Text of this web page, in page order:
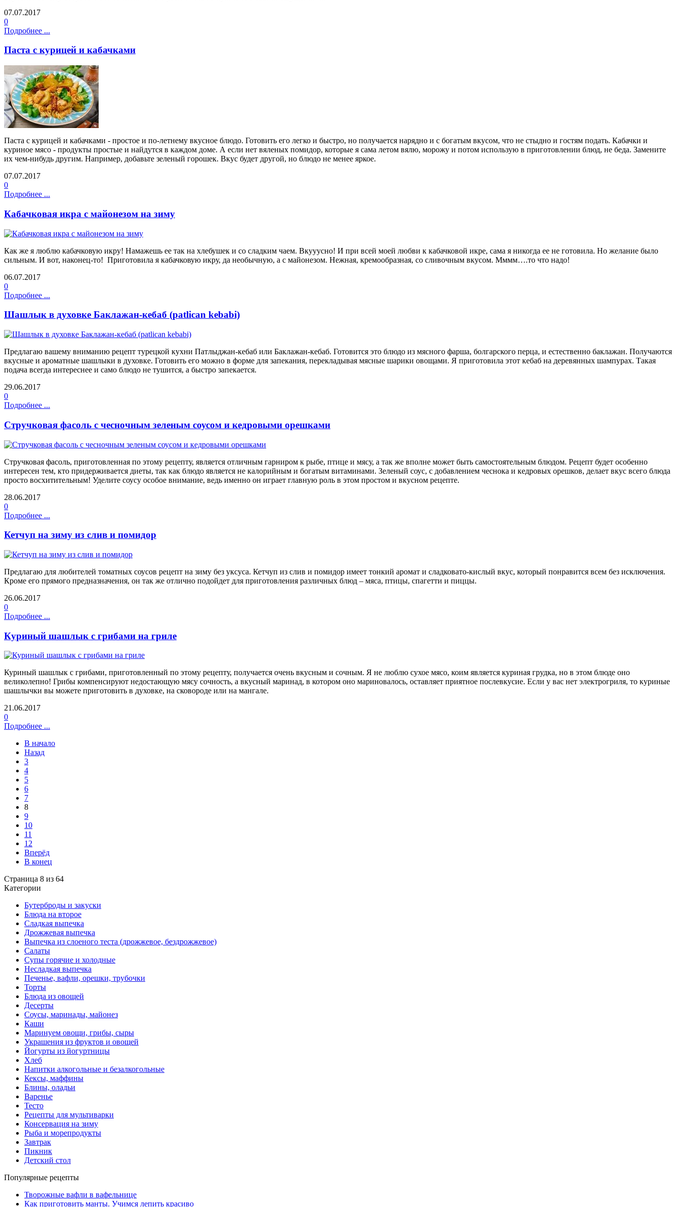
07.07.2017
0
Подробнее ...
Паста с курицей и кабачками
Паста с курицей и кабачками - простое и по-летнему вкусное блюдо. Готовить его легко и быстро, но получается нарядно и с богатым вкусом, что не стыдно и гостям подать. Кабачки и
куриное мясо - продукты простые и найдутся в каждом доме. А если нет вяленых помидор, которые я сама летом вялю, морожу и потом использую в приготовлении блюд, не беда. Замените
их чем-нибудь другим. Например, добавьте зеленый горошек. Вкус будет другой, но блюдо не менее яркое.
07.07.2017
0
Подробнее ...
Кабачковая икра с майонезом на зиму
Как же я люблю кабачковую икру! Намажешь ее так на хлебушек и со сладким чаем. Вкууусно! И при всей моей любви к кабачковой икре, сама я никогда ее не готовила. Но желание было
сильным. И вот, наконец-то! Приготовила я кабачковую икру, да необычную, а с майонезом. Нежная, кремообразная, со сливочным вкусом. Мммм….то что надо!
06.07.2017
0
Подробнее ...
Шашлык в духовке Баклажан-кебаб (patlican kebabi)
Предлагаю вашему вниманию рецепт турецкой кухни Патлыджан-кебаб или Баклажан-кебаб. Готовится это блюдо из мясного фарша, болгарского перца, и естественно баклажан. Получаются
вкусные и ароматные шашлыки в духовке. Готовить его можно в форме для запекания, перекладывая мясные шарики овощами. Я приготовила этот кебаб на деревянных шампурах. Такая
подача всегда интереснее и само блюдо не тушится, а быстро запекается.
29.06.2017
0
Подробнее ...
Стручковая фасоль с чесночным зеленым соусом и кедровыми орешками
Стручковая фасоль, приготовленная по этому рецепту, является отличным гарниром к рыбе, птице и мясу, а так же вполне может быть самостоятельным блюдом. Рецепт будет особенно
интересен тем, кто придерживается диеты, так как блюдо является не калорийным и богатым витаминами. Зеленый соус, с добавлением чеснока и кедровых орешков, делает вкус всего блюда
просто восхитительным! Уделите соусу особое внимание, ведь именно он играет главную роль в этом простом и вкусном рецепте.
28.06.2017
0
Подробнее ...
Кетчуп на зиму из слив и помидор
Предлагаю для любителей томатных соусов рецепт на зиму без уксуса. Кетчуп из слив и помидор имеет тонкий аромат и сладковато-кислый вкус, который понравится всем без исключения.
Кроме его прямого предназначения, он так же отлично подойдет для приготовления различных блюд – мяса, птицы, спагетти и пиццы.
26.06.2017
0
Подробнее ...
Куриный шашлык с грибами на гриле
Куриный шашлык с грибами, приготовленный по этому рецепту, получается очень вкусным и сочным. Я не люблю сухое мясо, коим является куриная грудка, но в этом блюде оно
великолепно! Грибы компенсируют недостающую мясу сочность, а вкусный маринад, в котором оно мариновалось, оставляет приятное послевкусие. Если у вас нет электрогриля, то куриные
шашлычки вы можете приготовить в духовке, на сковороде или на мангале.
21.06.2017
0
Подробнее ...
В начало
Назад
3
4
5
6
7
8
9
10
11
12
Вперёд
В конец
Страница 8 из 64
Категории
Бутерброды и закуски
Блюда на второе
Сладкая выпечка
Дрожжевая выпечка
Выпечка из слоеного теста (дрожжевое, бездрожжевое)
Салаты
Супы горячие и холодные
Несладкая выпечка
Печенье, вафли, орешки, трубочки
Торты
Блюда из овощей
Десерты
Соусы, маринады, майонез
Каши
Маринуем овощи, грибы, сыры
Украшения из фруктов и овощей
Йогурты из йогуртницы
Хлеб
Напитки алкогольные и безалкогольные
Кексы, маффины
Блины, оладьи
Варенье
Тесто
Рецепты для мультиварки
Консервация на зиму
Рыба и морепродукты
Завтрак
Пикник
Детский стол
Популярные рецепты
Творожные вафли в вафельнице
Как приготовить манты. Учимся лепить красиво